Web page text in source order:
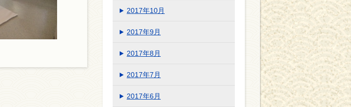
2017年10月
2017年9月
2017年8月
2017年7月
2017年6月